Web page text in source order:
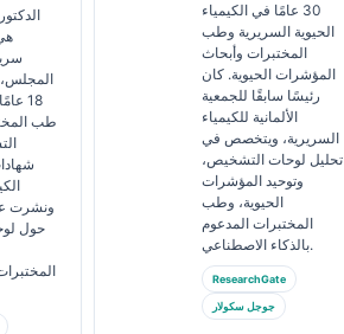
المجلس،
18
طب
ونشرت
حول
30 عامًا في الكيمياء
الحيوية السريرية وطب
المختبرات وأبحاث
المؤشرات الحيوية. كان
رئيسًا سابقًا للجمعية
الألمانية للكيمياء
السريرية، ويتخصص في
تحليل لوحات التشخيص،
وتوحيد المؤشرات
الحيوية، وطب
المختبرات المدعوم
بالذكاء الاصطناعي.
ResearchGate
جوجل سكولار